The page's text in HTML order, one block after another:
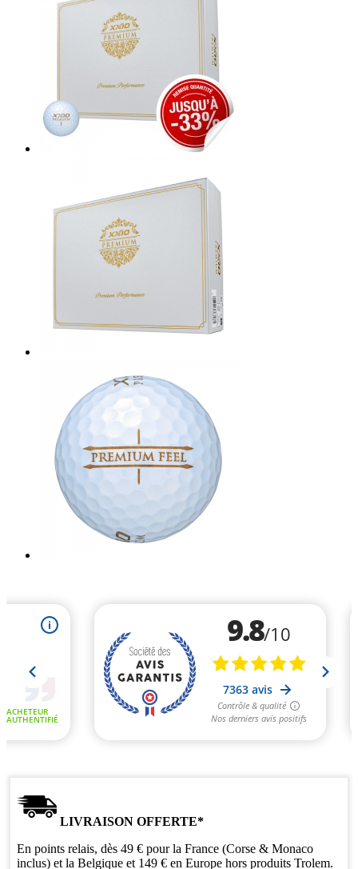
LIVRAISON OFFERTE*
En points relais, dès 49 € pour la France (Corse & Monaco
inclus) et la Belgique et 149 € en Europe hors produits Trolem.